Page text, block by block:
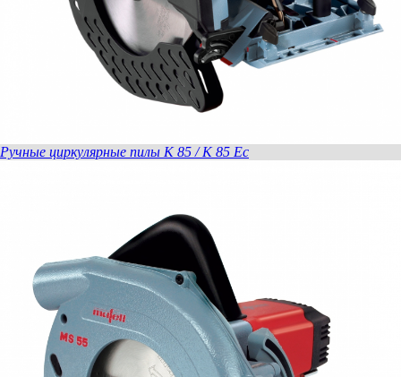
Ручные циркулярные пилы K 85 / K 85 Ec